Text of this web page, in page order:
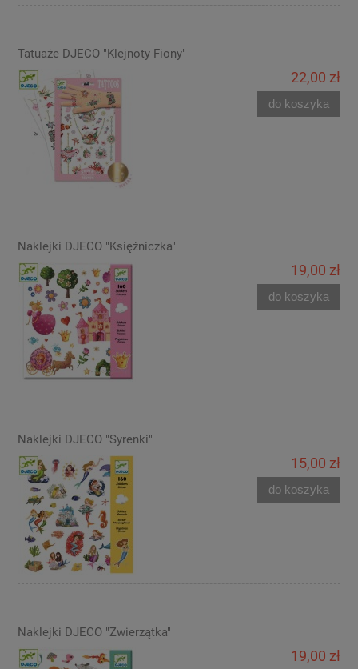
Tatuaże DJECO "Klejnoty Fiony"
22,00 zł
do koszyka
Naklejki DJECO "Księżniczka"
19,00 zł
do koszyka
Naklejki DJECO "Syrenki"
15,00 zł
do koszyka
Naklejki DJECO "Zwierzątka"
19,00 zł